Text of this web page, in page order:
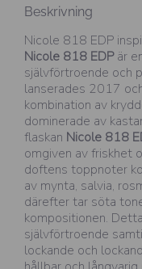
Beskrivning
Nicole 818 EDP
Nicole 818 EDPär
självförtroende och
lanserades 2017
kombination av
dominerade av
flaskan Nicole 818
omgiven av friskhet
doftens toppnoter
av mynta, salvia,
därefter tar söta
kompositionen.
självförtroende
lockande och